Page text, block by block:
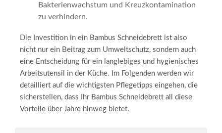
Bakterienwachstum und Kreuzkontamination
zu verhindern.
Die Investition in ein Bambus Schneidebrett ist also
nicht nur ein Beitrag zum Umweltschutz, sondern auch
eine Entscheidung für ein langlebiges und hygienisches
Arbeitsutensil in der Küche. Im Folgenden werden wir
detailliert auf die wichtigsten Pflegetipps eingehen, die
sicherstellen, dass Ihr Bambus Schneidebrett all diese
Vorteile über Jahre hinweg bietet.